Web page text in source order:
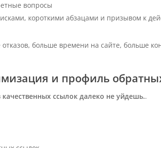
вопросы
короткими абзацами и призывом к
больше времени на сайте, больше
и профиль
качественных ссылок далеко не уйдешь..